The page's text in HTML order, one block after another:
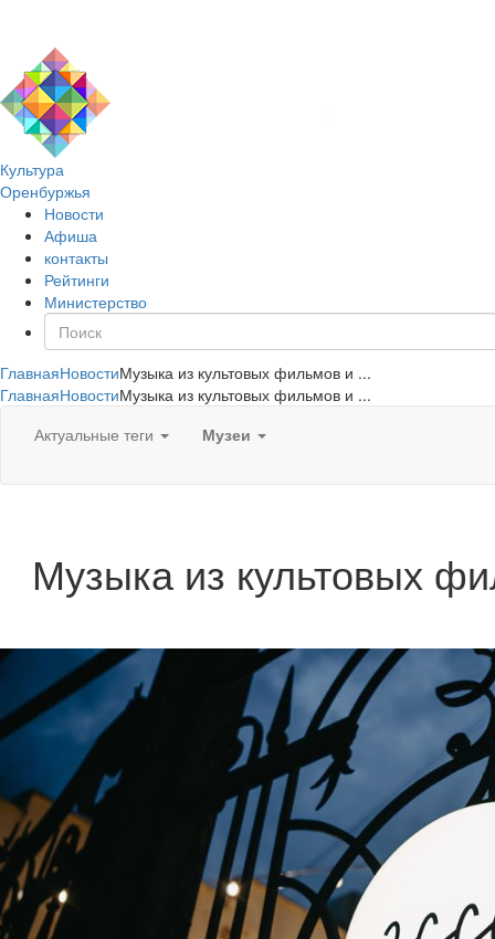
Культура
Оренбуржья
Новости
Афиша
контакты
Рейтинги
Министерство
ГлавнаяНовостиМузыка из культовых фильмов и ...
ГлавнаяНовостиМузыка из культовых фильмов и ...
Актуальные теги
Музеи
Музыка из культовых